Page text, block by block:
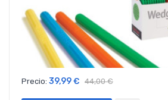
Precio: 39,99 € 44,00 €